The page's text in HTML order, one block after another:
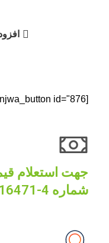
[njwa_button id="876"]
جهت استعلام
شماره 4-03195016471 تماس بگیرید...